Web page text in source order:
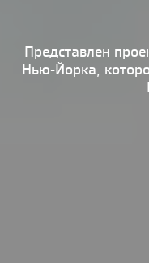
Книги
Наследие
Эко
Представлен
Нью-Йорка,